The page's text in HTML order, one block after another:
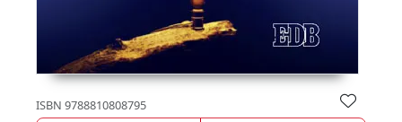
ISBN 9788810808795